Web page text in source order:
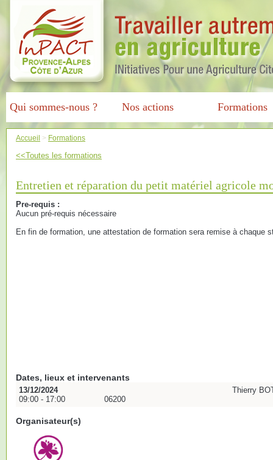
Qui sommes-nous ? Nos actions Formations
Accueil > Formations
<<Toutes les formations
Entretien et réparation du petit matériel agricole
Pre-requis :
Aucun pré-requis nécessaire
En fin de formation, une attestation de formation sera remise à chaque
Dates, lieux et intervenants
13/12/2024
09:00 - 17:00
06200
Thierry
Organisateur(s)